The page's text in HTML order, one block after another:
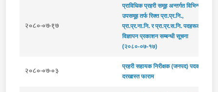
२०८०-०७-१७
प्राविधिक प्रहरी समूह अन्तर्गत विभिन्न
उपसमूह तर्फ रिक्त प्रा.प्र.नि.,
प्रा.प्र.ना.नि. र प्रा.प्र.स.नि. पदहरूको
विज्ञापन प्रकाशन सम्बन्धी सूचना
(२०८०-०७-१७)
२०८०-०७-०३
प्रहरी सहायक निरीक्षक (जनपद) पदको
दरखास्त फाराम